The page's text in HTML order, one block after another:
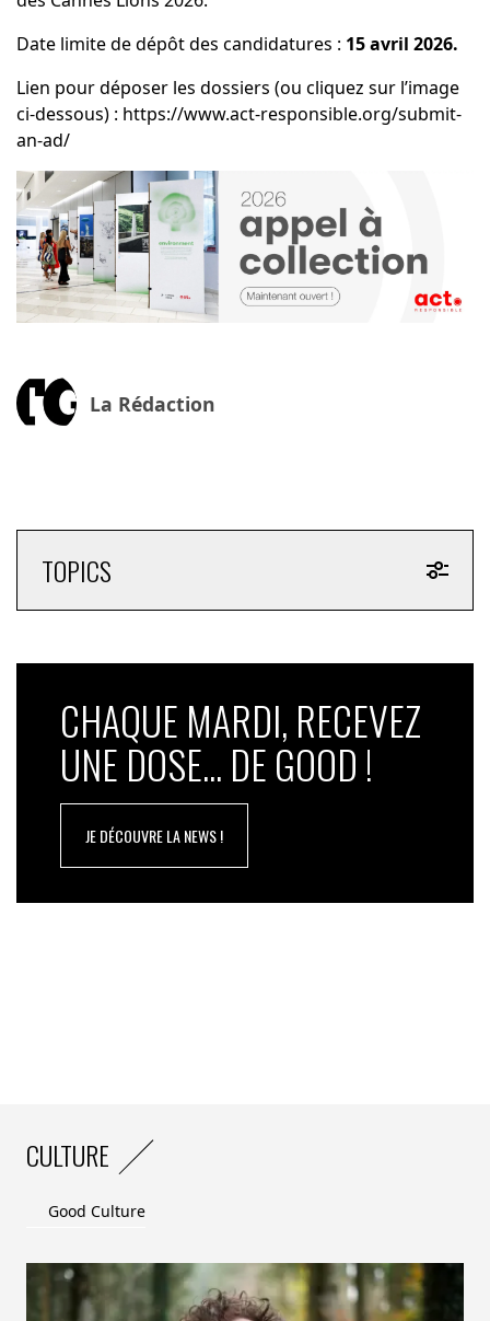
Date limite de dépôt des candidatures : 15 avril 2026.
Lien pour déposer les dossiers (ou cliquez sur l’image
ci-dessous) : https://www.act-responsible.org/submit-
an-ad/
La Rédaction
TOPICS
CHAQUE MARDI, RECEVEZ
UNE DOSE... DE GOOD !
JE DÉCOUVRE LA NEWS !
CULTURE
Good Culture